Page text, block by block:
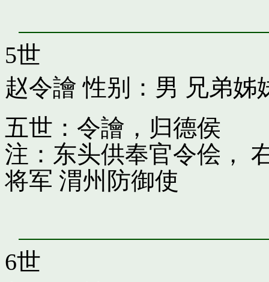
5世
赵令譮 性别：男 兄弟姊
五世：令譮，归德侯
注：东头供奉官令侩，
将军 渭州防御使
6世